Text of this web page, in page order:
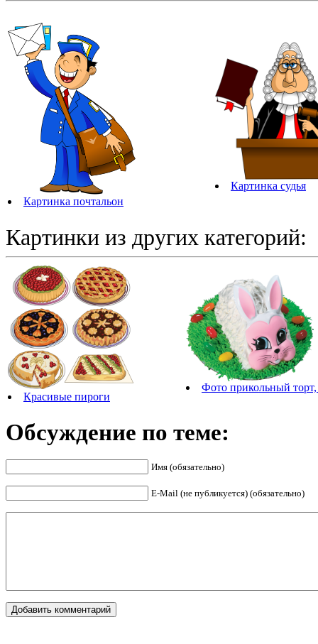
Картинка почтальон
Картинка судья
Картинки из других категорий:
Красивые пироги
Фото прикольный торт,
Обсуждение по теме:
Имя (обязательно)
E-Mail (не публикуется) (обязательно)